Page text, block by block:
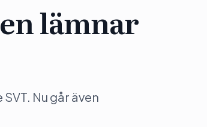
lämnar
Nu går även